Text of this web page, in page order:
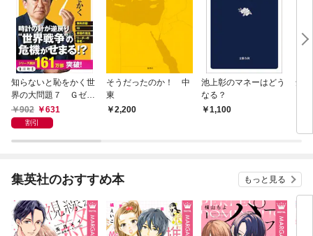
知らないと恥をかく世
界の大問題７ Ｇゼロ
時代の新しい帝国主義
902 631
割引
そうだったのか！ 中
東
2,200
池上彰のマネーはどう
なる？
1,100
知
集英社のおすすめ本 もっと見る